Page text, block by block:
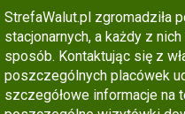
StrefaWalut.pl zgromadziła
stacjonarnych, a każdy z
sposób. Kontaktując się z
poszczególnych placówek
szczegółowe informacje na